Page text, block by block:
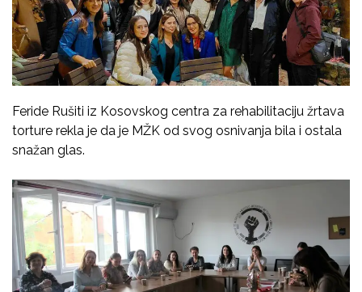
Feride Rušiti iz Kosovskog centra za rehabilitaciju žrtava
torture rekla je da je MŽK od svog osnivanja bila i ostala
snažan glas.